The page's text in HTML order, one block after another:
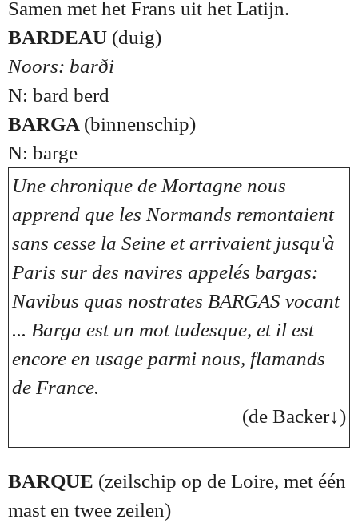
Samen met het Frans uit het Latijn.
BARDEAU (duig)
Noors: barði
N: bard berd
BARGA (binnenschip)
N: barge
Une chronique de Mortagne nous
apprend que les Normands remontaient
sans cesse la Seine et arrivaient jusqu'à
Paris sur des navires appelés bargas:
Navibus quas nostrates BARGAS vocant
... Barga est un mot tudesque, et il est
encore en usage parmi nous, flamands
de France.
(de Backer↓)
BARQUE (zeilschip op de Loire, met één
mast en twee zeilen)